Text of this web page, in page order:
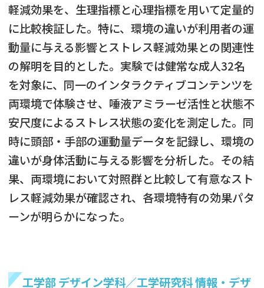
軽減効果を、生理指標と心理指標を用いて定量的
に比較検証した。特に、環境の違いが利用者の運
動量に与える影響とストレス軽減効果との関連性
の解明を目的とした。実験では健常な成人32名
を対象に、同一のインタラクティブコンテンツを
両環境で体験させ、唾液アミラーゼ活性と状態不
安尺度によるストレス状態の変化を測定した。同
時に頭部・手部の運動量データを記録し、環境の
違いが身体活動に与える影響を分析した。その結
果、両環境において対照群と比較して有意なスト
レス軽減効果が確認され、各環境特有の効果パタ
ーンが明らかになった。
工学部 デザイン学科／工学研究科 情報・デザ